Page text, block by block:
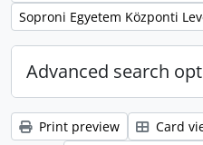
Remove filter:
Soproni Egyetem Központi
Advanced search
Print preview Card